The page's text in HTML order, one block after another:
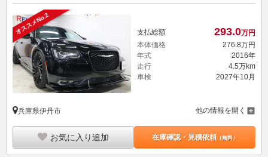
オススメNo.2 支払総額 293.0万円
本体価格
276. 8万円
年式
2016年
走行
4.5万km
車検
2027年10月
兵庫県伊丹市 他の情報を開く
お気に入り追加 在庫確認・見積依頼（無料）